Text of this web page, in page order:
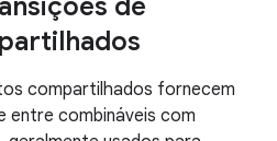
compartilhados fornecem
entre combináveis com